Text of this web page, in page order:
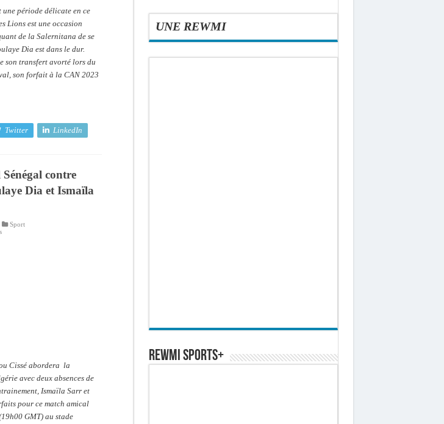
période délicate en ce
Lions est une occasion
de la Salernitana de se
Dia est dans le dur.
son transfert avorté lors du
son forfait à la CAN 2023
Twitter LinkedIn
contre
Dia et Ismaïla
Sport
sur
Cissé abordera la
avec deux absences de
Ismaïla Sarr et
pour ce match amical
GMT) au stade
UNE REWMI
REWMI SPORTS+